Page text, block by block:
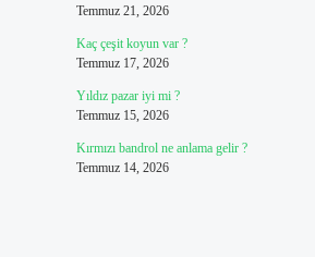
Temmuz 21, 2026
Kaç çeşit koyun var ?
Temmuz 17, 2026
Yıldız pazar iyi mi ?
Temmuz 15, 2026
Kırmızı bandrol ne anlama gelir ?
Temmuz 14, 2026